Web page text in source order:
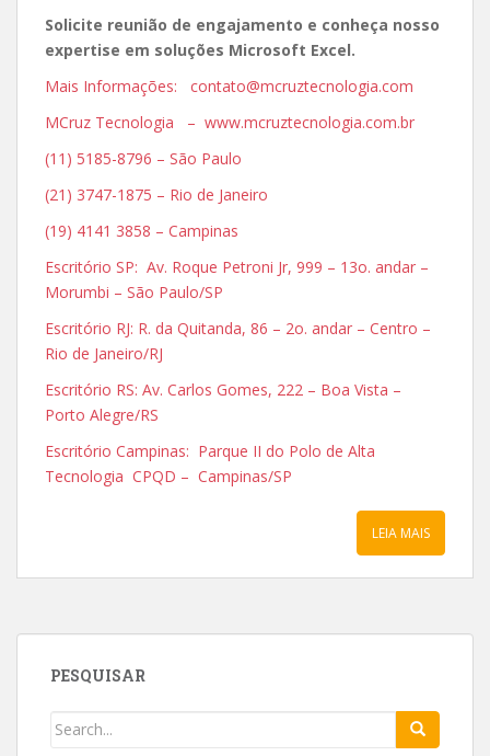
Solicite reunião de engajamento e conheça nosso
expertise em soluções Microsoft Excel.
Mais Informações: contato@mcruztecnologia.com
MCruz Tecnologia – www.mcruztecnologia.com.br
(11) 5185-8796 – São Paulo
(21) 3747-1875 – Rio de Janeiro
(19) 4141 3858 – Campinas
Escritório SP: Av. Roque Petroni Jr, 999 – 13o. andar –
Morumbi – São Paulo/SP
Escritório RJ: R. da Quitanda, 86 – 2o. andar – Centro –
Rio de Janeiro/RJ
Escritório RS: Av. Carlos Gomes, 222 – Boa Vista –
Porto Alegre/RS
Escritório Campinas: Parque II do Polo de Alta
Tecnologia CPQD – Campinas/SP
LEIA MAIS
PESQUISAR